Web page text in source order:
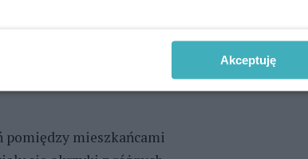
były już wcześniej
latach. Zwracał
pomiędzy mieszkańcami
Akceptuję